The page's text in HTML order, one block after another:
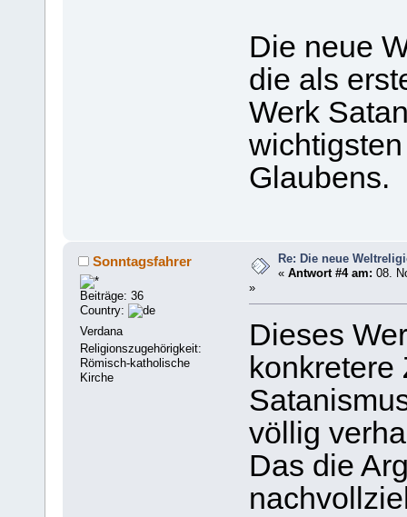
Die neue
die als
Werk
Glaubens.
Sonntagsfahrer
Beiträge: 36
Country:
Verdana
Religionszugehörigkeit:
Römisch-katholische
Kirche
Re: Die neue
«Antwort #4 am: 08.
»
Dieses
konkretere
völlig
Das die